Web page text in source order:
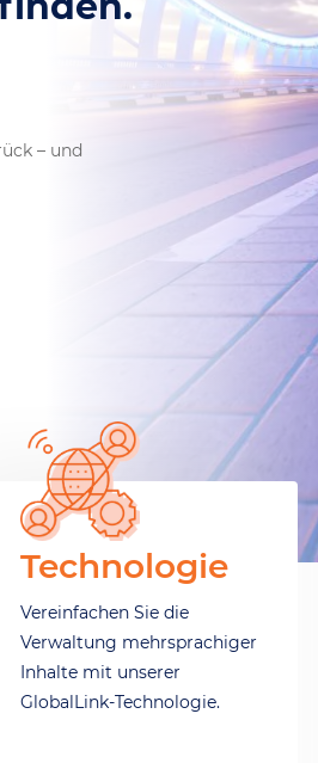
– und
Technologie
Vereinfachen Sie die
Verwaltung mehrsprachiger
Inhalte mit unserer
GlobalLink-Technologie.